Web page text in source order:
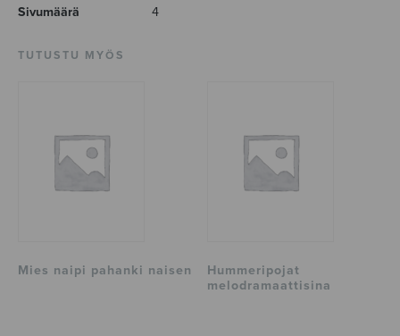
Sivumäärä 4
TUTUSTU MYÖS
Mies naipi pahanki naisen
Hummeripojat
melodramaattisina